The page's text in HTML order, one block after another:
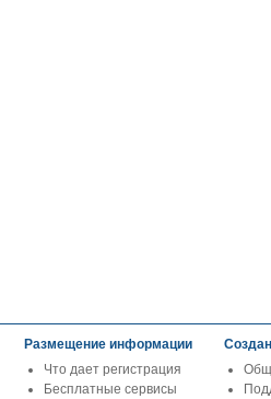
Размещение информации
Что дает регистрация
Бесплатные сервисы